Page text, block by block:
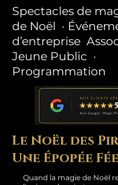
Spectacles de
de Noël ·
d’entreprise
Jeune Public ·
Programmation
Le Noël des
Une Épopée
Quand la magie de Noël